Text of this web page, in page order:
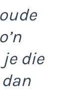
je die